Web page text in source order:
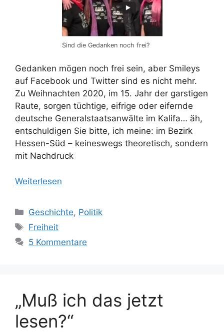
Sind die Gedanken noch frei?
Gedanken mögen noch frei sein, aber Smileys
auf Facebook und Twitter sind es nicht mehr.
Zu Weihnachten 2020, im 15. Jahr der garstigen
Raute, sorgen tüchtige, eifrige oder eifernde
deutsche Generalstaatsanwälte im Kalifa… äh,
entschuldigen Sie bitte, ich meine: im Bezirk
Hessen-Süd – keineswegs theoretisch, sondern
mit Nachdruck
Weiterlesen
Kategorien
Geschichte, Politik
Schlagwörter
Freiheit
5 Kommentare
„Muß ich das jetzt
lesen?“